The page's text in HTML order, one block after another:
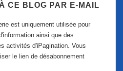
CE BLOG PAR E-MAIL
est uniquement utilisée pour
ainsi que des
activités d'iPagination. Vous
le lien de désabonnement